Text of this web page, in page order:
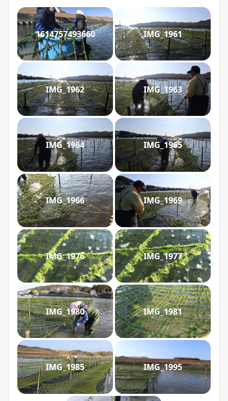
1614757493660 IMG_1961
IMG_1962 IMG_1963
IMG_1964 IMG_1965
IMG_1966 IMG_1969
IMG_1976 IMG_1977
IMG_1980 IMG_1981
IMG_1985 IMG_1995